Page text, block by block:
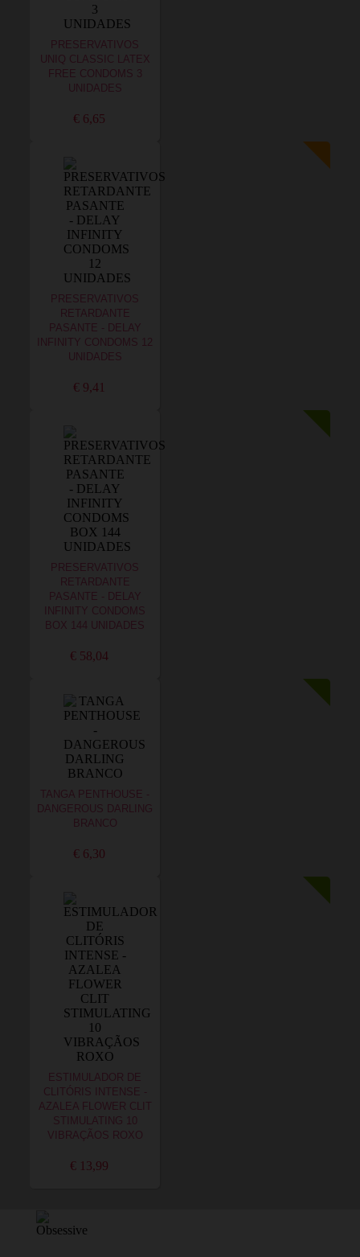
PRESERVATIVOS
UNIQ CLASSIC LATEX
FREE CONDOMS 3
UNIDADES
€ 6,65
PRESERVATIVOS
RETARDANTE
PASANTE - DELAY
INFINITY CONDOMS 12
UNIDADES
€ 9,41
PRESERVATIVOS
RETARDANTE
PASANTE - DELAY
INFINITY CONDOMS
BOX 144 UNIDADES
€ 58,04
TANGA PENTHOUSE -
DANGEROUS DARLING
BRANCO
€ 6,30
ESTIMULADOR DE
CLITÓRIS INTENSE -
AZALEA FLOWER CLIT
STIMULATING 10
VIBRAÇÃOS ROXO
€ 13,99